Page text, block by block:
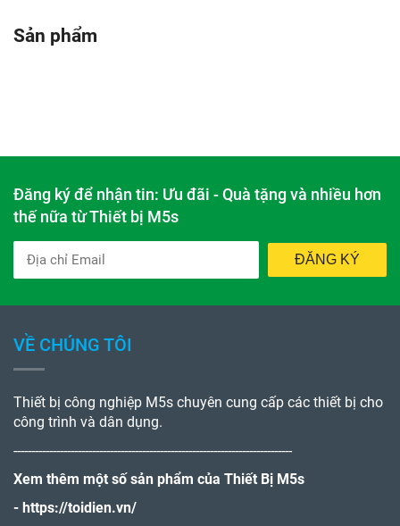
Sản phẩm
Đăng ký để nhận tin: Ưu đãi - Quà tặng và nhiều hơn
thế nữa từ Thiết bị M5s
ĐĂNG KÝ
VỀ CHÚNG TÔI
Thiết bị công nghiệp M5s chuyên cung cấp các thiết bị cho
công trình và dân dụng.
------------------------------------------------------------------------------
Xem thêm một số sản phẩm của Thiết Bị M5s
- https://toidien.vn/